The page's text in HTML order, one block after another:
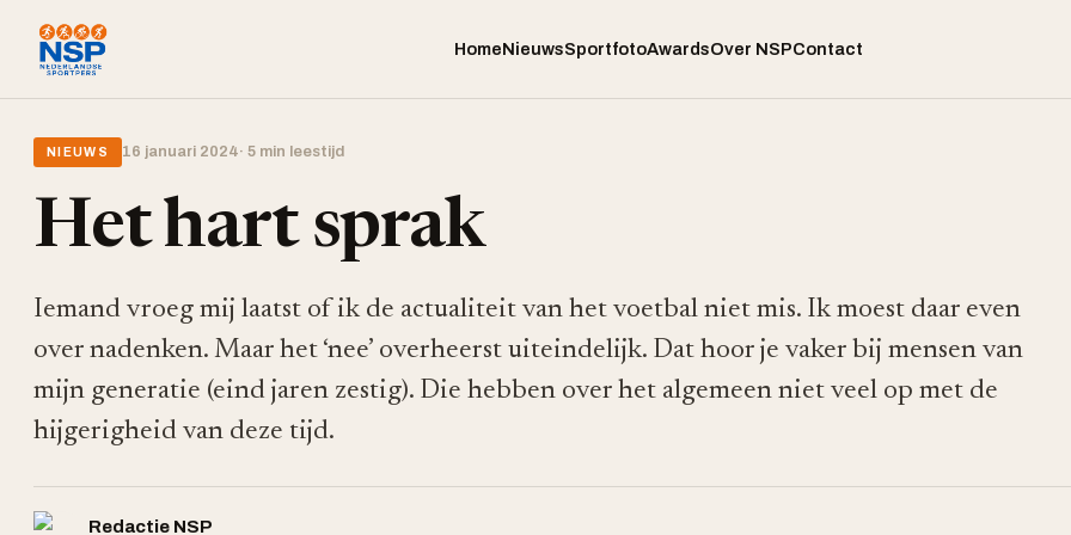
HomeNieuwsSportfotoAwardsOver NSPContact
NIEUWS 16 januari 2024· 5 min leestijd
Het hart sprak
Iemand vroeg mij laatst of ik de actualiteit van het voetbal niet mis. Ik moest daar even
over nadenken. Maar het ‘nee’ overheerst uiteindelijk. Dat hoor je vaker bij mensen van
mijn generatie (eind jaren zestig). Die hebben over het algemeen niet veel op met de
hijgerigheid van deze tijd.
Redactie NSP